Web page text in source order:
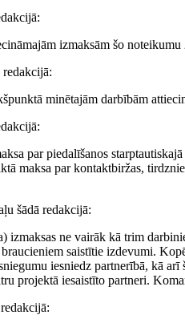
izmaksām šo
minētajām darbībām
par piedalīšanos
maksa par kontaktbiržas,
šādā redakcijā:
izmaksas ne vairāk kā trim
saistītie izdevumi.
iesniedz partnerībā, kā
projektā iesaistīto partneri.